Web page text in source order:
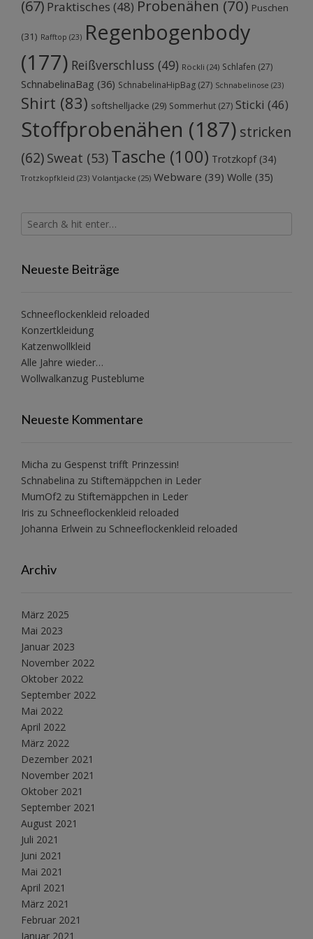
(67) Praktisches (48) Probenähen (70) Puschen
(31) Rafftop (23) Regenbogenbody
(177) Reißverschluss (49) Röckli (24) Schlafen (27)
SchnabelinaBag (36) SchnabelinaHipBag (27) Schnabelinose (23)
Shirt (83) softshelljacke (29) Sommerhut (27) Sticki (46)
Stoffprobenähen (187) stricken
(62) Sweat (53) Tasche (100) Trotzkopf(34)
Trotzkopfkleid (23) Volantjacke (25) Webware (39) Wolle (35)
Neueste Beiträge
Schneeflockenkleid reloaded
Konzertkleidung
Katzenwollkleid
Alle Jahre wieder…
Wollwalkanzug Pusteblume
Neueste Kommentare
Micha zu Gespenst trifft Prinzessin!
Schnabelina zu Stiftemäppchen in Leder
MumOf2 zu Stiftemäppchen in Leder
Iris zu Schneeflockenkleid reloaded
Johanna Erlwein zu Schneeflockenkleid reloaded
Archiv
März 2025
Mai 2023
Januar 2023
November 2022
Oktober 2022
September 2022
Mai 2022
April 2022
März 2022
Dezember 2021
November 2021
Oktober 2021
September 2021
August 2021
Juli 2021
Juni 2021
Mai 2021
April 2021
März 2021
Februar 2021
Januar 2021